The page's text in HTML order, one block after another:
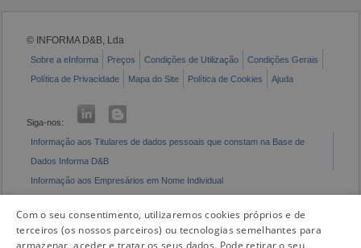
© INFORMA D&B, Lda
Sobre a eInforma Preços Condições de Utilização
Condições Gerais
Política de Privacidade
Mapa do Site Política de Cookies Ajuda
Siga-nos:
Informação aos Titulares de dados pessoais que constam na Base de
Dados Informa D&B
Informação aos Empresários em Nome Individual
Com o seu consentimento, utilizaremos cookies próprios e de
terceiros (os nossos parceiros) ou tecnologias semelhantes para
armazenar, aceder e tratar os seus dados. Pode retirar o seu